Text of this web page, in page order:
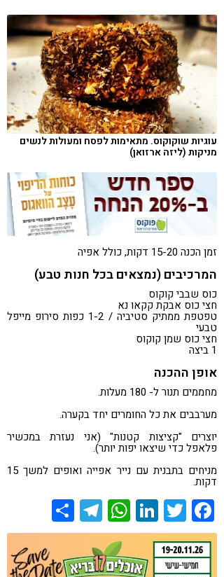
עוגיות שוקוקוס. מתאימות לפסח ומעולות לנשים
מניקות (ליזה ארזואן)
זמן הכנה 15-20 דקות, כולל אפיה
המרכיבים (נמצאים בכל חנות טבע)
כוס שבבי קוקוס
חצי כוס אבקת קקאו נא
טפטפת ממתיק סטיביה / 1-2 כפות סירופ מייפל
טבעי
חצי כוס שמן קוקוס
1 ביצה
אופן ההכנה
מחממים תנור ל- 180 מעלות.
מערבבים את כל החומרים יחד בקערה.
יוצרים "קציצות קטנות" (אני נעזרת במכשיר
פלאפל כדי שיצאו יפות יותר).
מניחים בתבנית עם נייר אפייה ואופים למשך 15
דקות.
Facebook
Twitter
LinkedIn
WhatsApp
Telegram